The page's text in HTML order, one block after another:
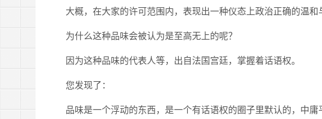
大概，在大家的许可范围内，表现出一种仪态上政治正确的温和
为什么这种品味会被认为是至高无上的呢？
因为这种品味的代表人等，出自法国宫廷，掌握着话语权。
您发现了：
品味是一个浮动的东西，是一个有话语权的圈子里默认的，中庸